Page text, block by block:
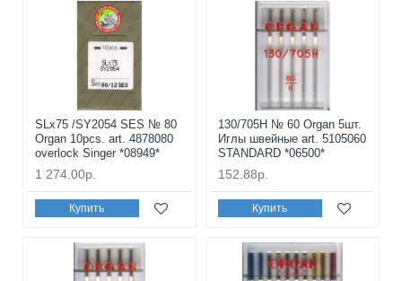
SLx75 /SY2054 SES № 80
Organ 10pcs. art. 4878080
overlock Singer *08949*
1 274.00р.
Купить
130/705H № 60 Organ 5шт.
Иглы швейные art. 5105060
STANDARD *06500*
152.88р.
Купить